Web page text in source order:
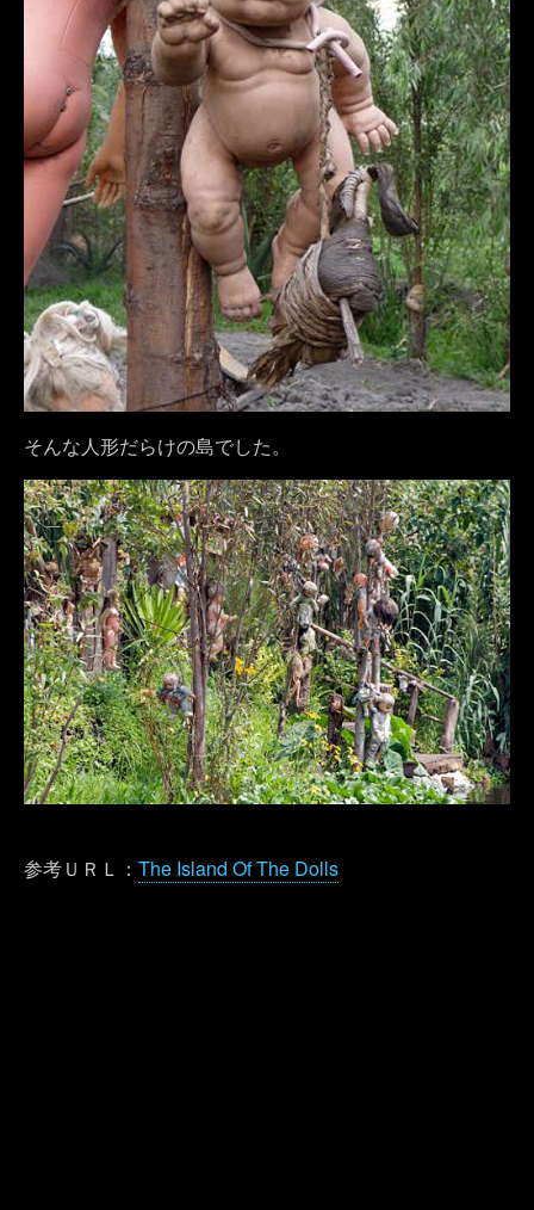
そんな人形だらけの島でした。
参考ＵＲＬ： The Island Of The Dolls